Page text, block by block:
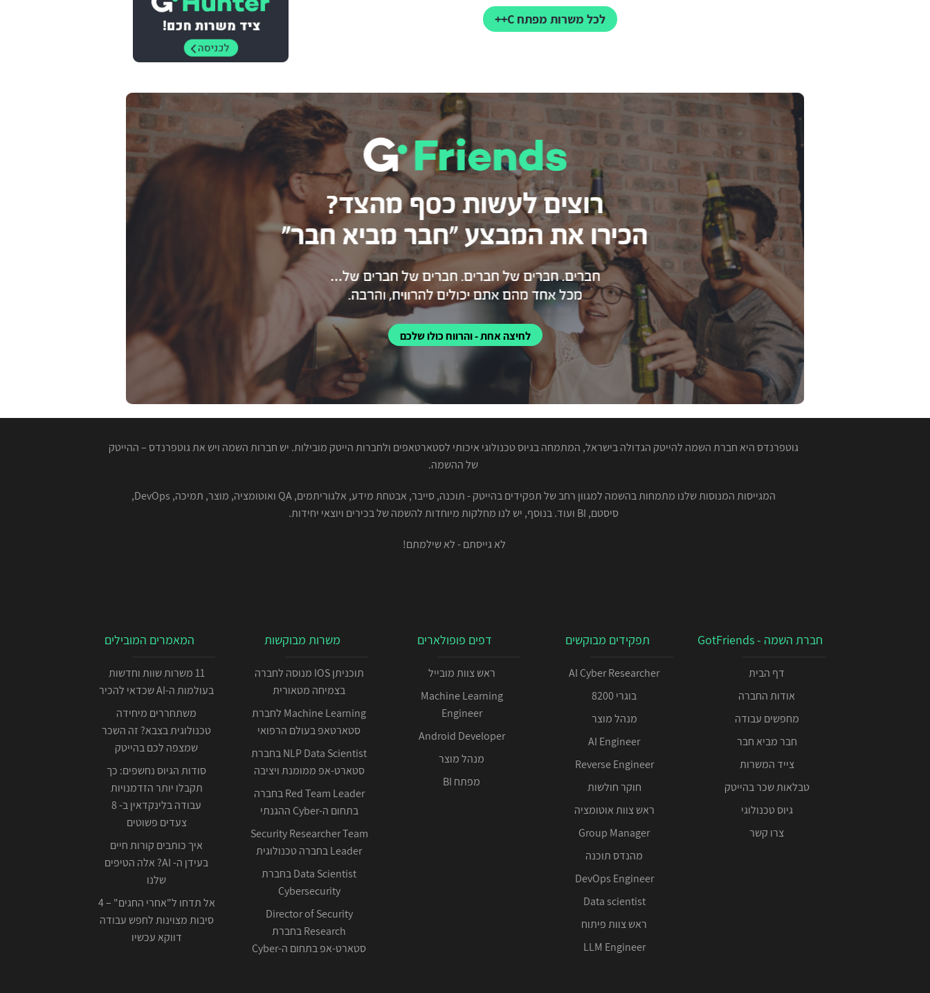
לכל משרות מפתח C++
לחיצה אחת - והרווח כולו שלכם
גוטפרנדס היא חברת השמה להייטק הגדולה בישראל, המתמחה בגיוס טכנולוגי איכותי לסטארטאפים ולחברות הייטק מובילות. יש חברות השמה ויש את גוטפרנדס – ההייטק
של ההשמה.
המגייסות המנוסות שלנו מתמחות בהשמה למגוון רחב של תפקידים בהייטק - תוכנה, סייבר, אבטחת מידע, אלגוריתמים, QA ואוטומציה, מוצר, תמיכה, DevOps,
סיסטם, BI ועוד. בנוסף, יש לנו מחלקות מיוחדות להשמה של בכירים ויוצאי יחידות.
לא גייסתם - לא שילמתם!
חברת השמה - GotFriends
דף הבית
אודות החברה
מחפשים עבודה
חבר מביא חבר
צייד המשרות
טבלאות שכר בהייטק
גיוס טכנולוגי
צרו קשר
תפקידים מבוקשים
AI Cyber Researcher
בוגרי 8200
מנהל מוצר
AI Engineer
Reverse Engineer
חוקר חולשות
ראש צוות אוטומציה
Group Manager
מהנדס תוכנה
DevOps Engineer
Data scientist
ראש צוות פיתוח
LLM Engineer
דפים פופולארים
ראש צוות מובייל
Machine Learning
Engineer
Android Developer
מנהל מוצר
מפתח BI
משרות מבוקשות
תוכניתן IOS מנוסה לחברה
בצמיחה מטאורית
Machine Learning לחברת
סטארטאפ בעולם הרפואי
NLP Data Scientist בחברת
סטארט-אפ ממומנת ויציבה
Red Team Leader בחברה
בתחום ה-Cyber ההגנתי
Security Researcher Team
Leader בחברה טכנולוגית
Data Scientist בחברת
Cybersecurity
Director of Security
Research בחברת
סטארט-אפ בתחום ה-Cyber
המאמרים המובילים
11 משרות שוות וחדשות
בעולמות ה-AI שכדאי להכיר
משתחררים מיחידה
טכנולוגית בצבא? זה השכר
שמצפה לכם בהייטק
סודות הגיוס נחשפים: כך
תקבלו יותר הזדמנויות
עבודה בלינקדאין ב- 8
צעדים פשוטים
איך כותבים קורות חיים
בעידן ה- AI? אלה הטיפים
שלנו
אל תדחו ל"אחרי החגים" – 4
סיבות מצוינות לחפש עבודה
דווקא עכשיו